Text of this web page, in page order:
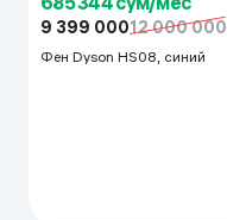
9 399 00012 000 000
Фен Dyson HS08, синий